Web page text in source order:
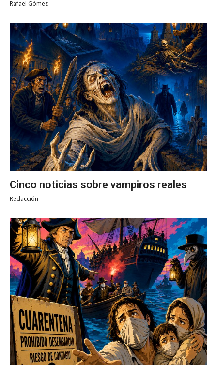
Rafael Gómez
Cinco noticias sobre vampiros reales
Redacción